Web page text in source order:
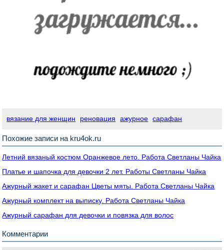
вязание для женщин реновация ажурное сарафан
Похожие записи на kru4ok.ru
Летний вязаный костюм Оранжевое лето. Работа Светланы Чайка
Платье и шапочка для девочки 2 лет. Работы Светланы Чайка
Ажурный жакет и сарафан Цветы мяты. Работа Светланы Чайка
Ажурный комплект на выписку. Работа Светланы Чайка
Ажурный сарафан для девочки и повязка для волос
Комментарии